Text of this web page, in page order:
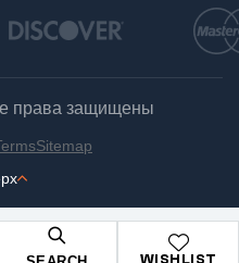
WISHLIST
права защищены
Sitemap